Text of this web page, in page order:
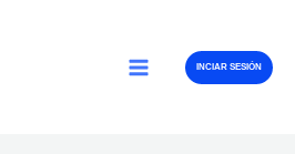
INCIAR SESIÓN